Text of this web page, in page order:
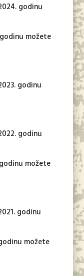
godinu
možete
godinu
godinu
možete
godinu
možete